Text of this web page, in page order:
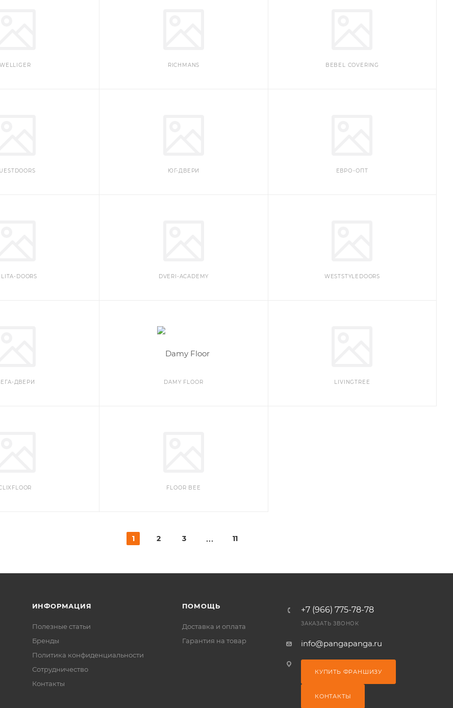
WELLIGER RICHMANS BEBEL COVERING
ЮГ-ДВЕРИ ЕВРО-ОПТ
DOORS DVERI-ACADEMY WESTSTYLEDOORS
ДВЕРИ DAMY FLOOR LIVINGTREE
FLOOR BEE
1 2 3 11
ИНФОРМАЦИЯ
Полезные статьи
Бренды
Политика конфиденциальности
Сотрудничество
Контакты
ПОМОЩЬ
Доставка и оплата
Гарантия на товар
+7 (966) 775-78-78
ЗАКАЗАТЬ ЗВОНОК
info@pangapanga.ru
КУПИТЬ ФРАНШИЗУ
КОНТАКТЫ